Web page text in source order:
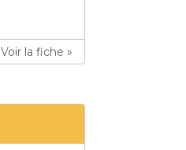
Voir la fiche »